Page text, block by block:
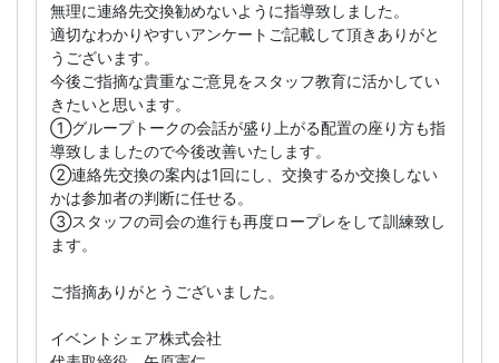
無理に連絡先交換勧めないように指導致しました。
適切なわかりやすいアンケートご記載して頂きありがと
うございます。
今後ご指摘な貴重なご意見をスタッフ教育に活かしてい
きたいと思います。
①グループトークの会話が盛り上がる配置の座り方も指
導致しましたので今後改善いたします。
②連絡先交換の案内は1回にし、交換するか交換しない
かは参加者の判断に任せる。
③スタッフの司会の進行も再度ロープレをして訓練致し
ます。
ご指摘ありがとうございました。
イベントシェア株式会社